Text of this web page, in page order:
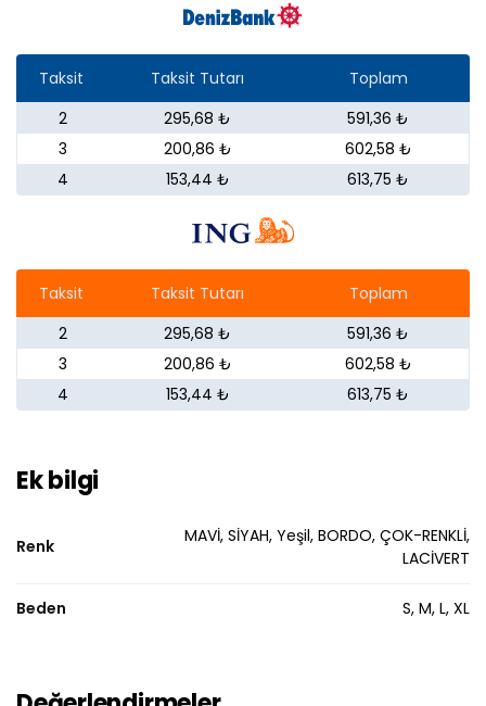
Taksit Taksit Tutarı
Toplam
2
295,68 ₺
591,36 ₺
3
200,86 ₺
602,58 ₺
4
153,44 ₺ 613,75 ₺
Taksit Taksit Tutarı
Toplam
2
295,68 ₺
591,36 ₺
3
200,86 ₺
602,58 ₺
4
153,44 ₺ 613,75 ₺
Ek bilgi
Renk
MAVİ, SİYAH, Yeşil, BORDO, ÇOK-RENKLİ,
LACİVERT
Beden S, M, L, XL